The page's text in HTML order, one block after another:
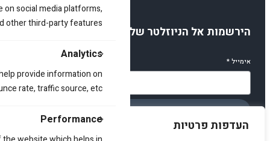
העדפות פרטיות
social media platforms,
other third-party features.
Analytics
provide information on
rate, traffic source, etc.
Performance
הירשמות אל הניוזלטר שלנו
אימייל*